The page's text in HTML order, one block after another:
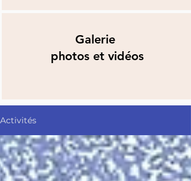
Galerie
photos et vidéos
Activités